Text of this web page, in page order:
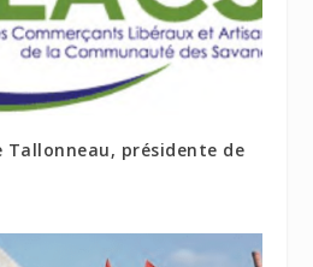
Tallonneau, présidente de